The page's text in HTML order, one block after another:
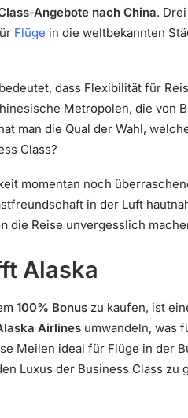
Angebote nach China.
Flüge in die weltbekannten
dass Flexibilität für
Metropolen, die von
man die Qual der Wahl,
Class?
momentan noch
in der Luft
die Reise unvergesslich
Alaska
100% Bonus zu kaufen, ist
Airlines umwandeln, was
Meilen ideal für Flüge in der
Luxus der Business Class